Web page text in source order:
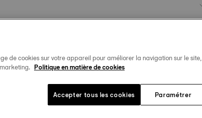
similaires
de cookies sur votre appareil pour améliorer la navigation sur le site,
Politique en matière de cookies
Paramétrer
Accepter tous les cookies